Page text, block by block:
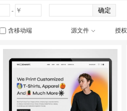
-
含移动端 源文件 授权